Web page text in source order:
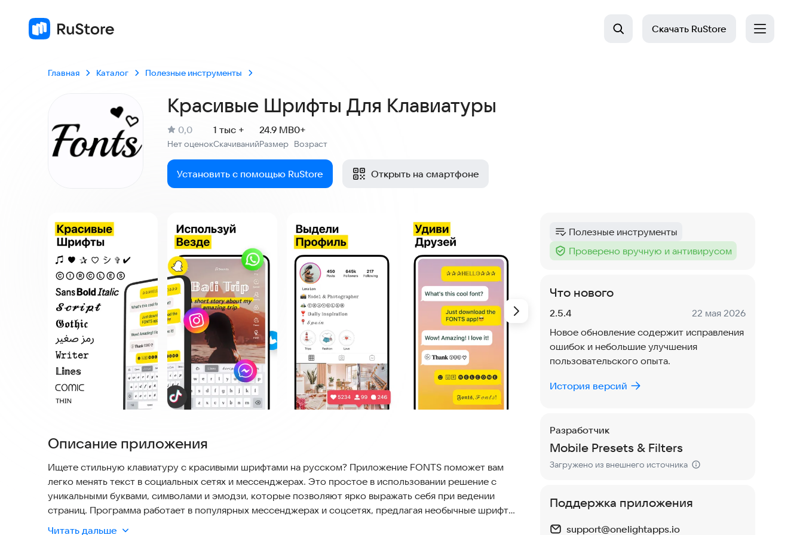
Скачать RuStore
Главная Каталог Полезные инструменты
Красивые Шрифты Для Клавиатуры
Рейтинг:
0,0
Нет оценокСкачиваний
1 тыс +
Размер
24.9 MB
Возраст
0+
Установить с помощью RuStore Открыть на смартфоне
Описание приложения
Ищете стильную клавиатуру с красивыми шрифтами на русском? Приложение FONTS поможет вам
легко менять текст в социальных сетях и мессенджерах. Это простое в использовании решение с
уникальными буквами, символами и эмодзи, которые позволяют ярко выражать себя при ведении
страниц. Программа работает в популярных мессенджерах и соцсетях, предлагая необычные шрифты
для Android.
Читать дальше
Категория:
Полезные инструменты
Тег :
Проверено вручную и антивирусом
Что нового
Версия:
2.5.4 Дата:
22 мая 2026
Новое обновление содержит исправления
ошибок и небольшие улучшения
пользовательского опыта.
История версий
Разработчик
Mobile Presets & Filters
Загружено из внешнего источника
Поддержка приложения
support@onelightapps.io